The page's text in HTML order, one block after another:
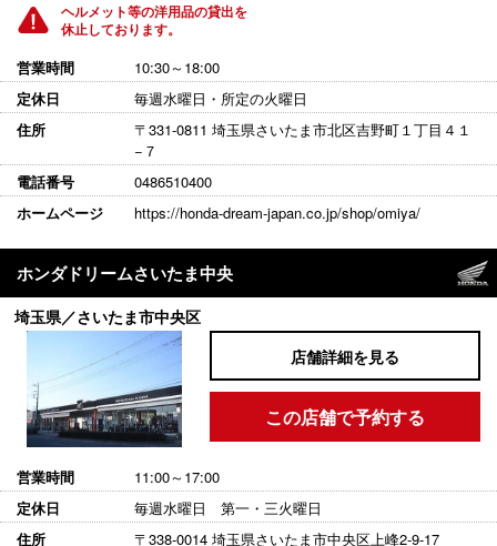
ヘルメット等の洋用品の貸出を
休止しております。
営業時間
10:30～18:00
定休日
毎週水曜日・所定の火曜日
住所
〒331-0811 埼玉県さいたま市北区吉野町１丁目４１
−７
電話番号
0486510400
ホームページ
https://honda-dream-japan.co.jp/shop/omiya/
埼玉県／さいたま市中央区
ホンダドリームさいたま中央
店舗詳細を見る
この店舗で予約する
営業時間
11:00～17:00
定休日
毎週水曜日 第一・三火曜日
住所
〒338-0014 埼玉県さいたま市中央区上峰2-9-17